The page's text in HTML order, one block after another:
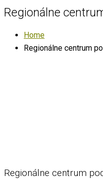
Regionálne
Home
Regionálne centrum
Regionálne centrum